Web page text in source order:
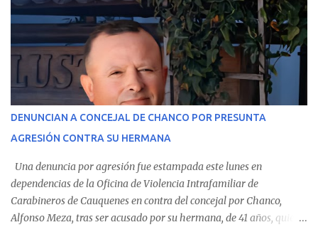
estableció que estos funcionarios —quienes administran o
custodian fondos públicos— efectuaron transacciones por un
monto total de $116.075.918 entre enero de 2024 y junio de 2025.
En el detalle regional, se indica que en la comuna de Cauquenes se
identificó a cuatro funcionarios involucrados en este tipo de
operaciones. Asimismo, se precisa que uno de los casos
corresponde a un funcionario de la Municipalidad de Chanco,
detectaron incumplimientos a la normativa vigente. El informe
precisa que la mayor cantidad de dinero apostado se registró en
Talca, donde...
DENUNCIAN A CONCEJAL DE CHANCO POR PRESUNTA
AGRESIÓN CONTRA SU HERMANA
Una denuncia por agresión fue estampada este lunes en
dependencias de la Oficina de Violencia Intrafamiliar de
Carabineros de Cauquenes en contra del concejal por Chanco,
Alfonso Meza, tras ser acusado por su hermana, de 41 años, quien